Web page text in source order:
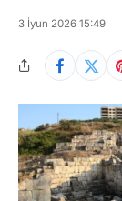
3 İyun 2026 15:49